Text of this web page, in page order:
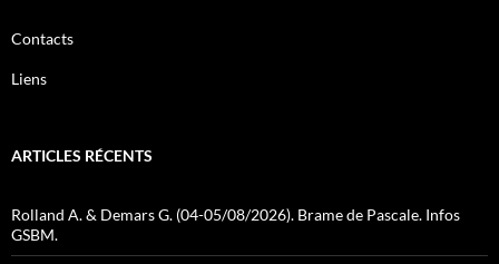
Contacts
Liens
ARTICLES RÉCENTS
Rolland A. & Demars G. (04-05/08/2026). Brame de Pascale. Infos
GSBM.